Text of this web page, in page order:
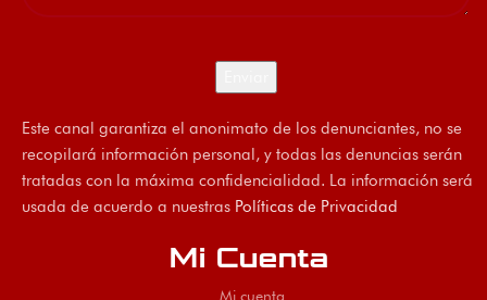
Este canal garantiza el anonimato de los denunciantes, no se
recopilará información personal, y todas las denuncias serán
tratadas con la máxima confidencialidad. La información será
usada de acuerdo a nuestras Políticas de Privacidad
Mi Cuenta
Mi cuenta